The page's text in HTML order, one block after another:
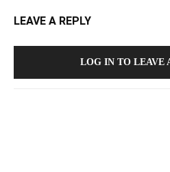
LEAVE A REPLY
LOG IN TO LEAVE